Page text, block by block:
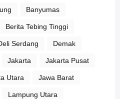
Banyumas
Berita Tebing Tinggi
Serdang Demak
Jakarta Jakarta Pusat
Utara Jawa Barat
Lampung Utara